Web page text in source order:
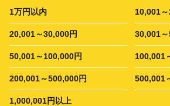
1万円以内 10,001
20,001～30,000円 30,001
50,001～100,000円 100,001
200,001～500,000円 500,001
1,000,001円以上